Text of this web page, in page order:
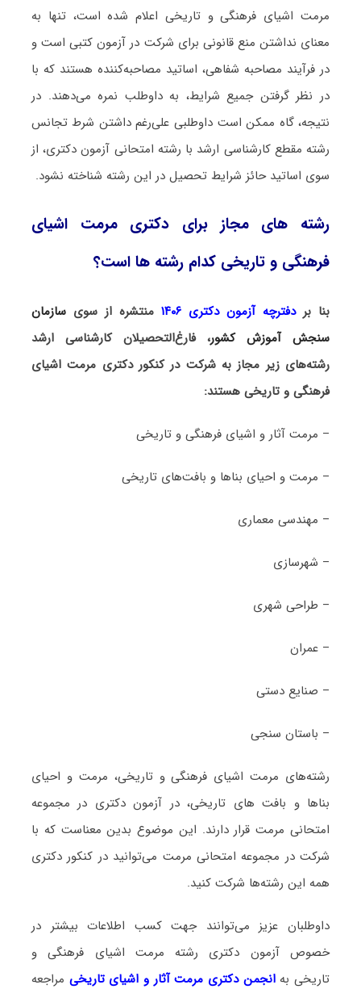
مرمت اشیای فرهنگی و تاریخی اعلام شده است، تنها به
معنای نداشتن منع قانونی برای شرکت در آزمون کتبی است و
در فرآیند مصاحبه شفاهی، اساتید مصاحبه‌کننده هستند که با
در نظر گرفتن جمیع شرایط، به داوطلب نمره می‌دهند. در
نتیجه، گاه ممکن است داوطلبی علی‌رغم داشتن شرط تجانس
رشته مقطع کارشناسی ارشد با رشته امتحانی آزمون دکتری، از
سوی اساتید حائز شرایط تحصیل در این رشته شناخته نشود.
رشته های مجاز برای دکتری مرمت اشیای
فرهنگی و تاریخی کدام رشته ها است؟
بنا بردفترچه آزمون دکتری ۱۴۰۶ منتشره از سویسازمان
سنجش آموزش کشور، فارغ‌التحصیلان کارشناسی ارشد
رشته‌های زیر مجاز به شرکت در کنکور دکتری مرمت اشیای
فرهنگی و تاریخی هستند:
– مرمت آثار و اشیای فرهنگی و تاریخی
– مرمت و احیای بناها و بافت‌های تاریخی
– مهندسی معماری
– شهرسازی
– طراحی شهری
– عمران
– صنایع دستی
– باستان سنجی
رشته‌های مرمت اشیای فرهنگی و تاریخی، مرمت و احیای
بناها و بافت های تاریخی، در آزمون دکتری در مجموعه
امتحانی مرمت قرار دارند. این موضوع بدین معناست که با
شرکت در مجموعه امتحانی مرمت می‌توانید در کنکور دکتری
همه این رشته‌ها شرکت کنید.
داوطلبان عزیز می‌توانند جهت کسب اطلاعات بیشتر در
خصوص آزمون دکتری رشته مرمت اشیای فرهنگی و
تاریخی بهانجمن دکتری مرمت آثار و اشیای تاریخی مراجعه